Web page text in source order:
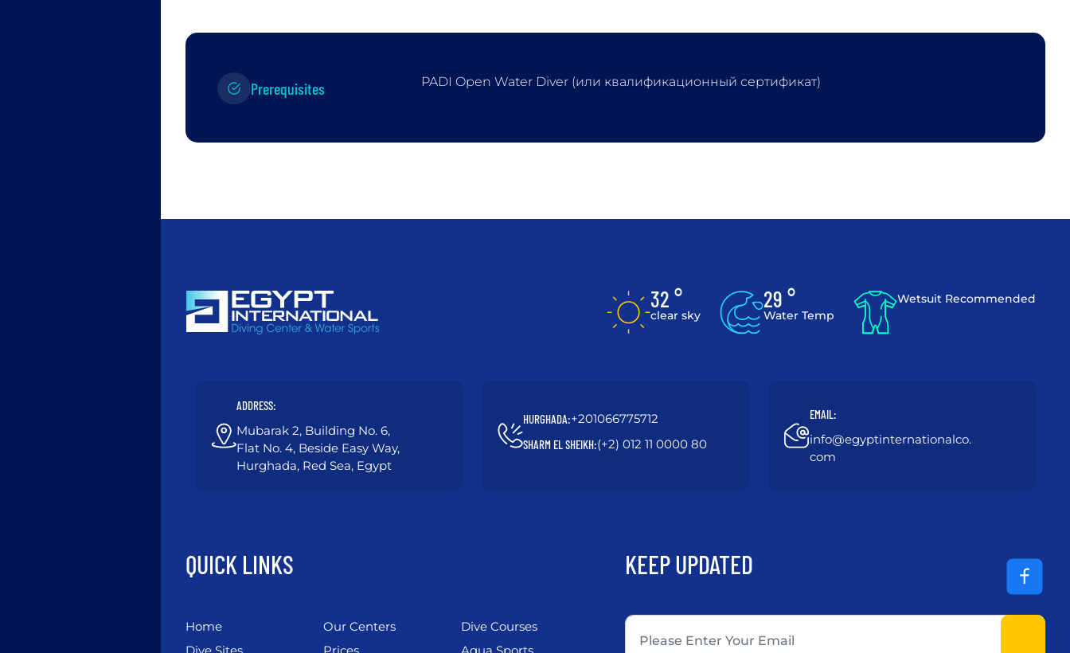
Prerequisites PADI Open Water Diver (или квалификационный сертификат)
32 °
clear sky
29 °
Water Temp
Wetsuit Recommended
ADDRESS:
Mubarak 2, Building No. 6,
Flat No. 4, Beside Easy Way,
Hurghada, Red Sea, Egypt
HURGHADA:+201066775712
SHARM EL SHEIKH:(+2) 012 11 0000 80
EMAIL:
info@egyptinternationalco.
com
QUICK LINKS
Home Our Centers
Dive Courses
KEEP UPDATED